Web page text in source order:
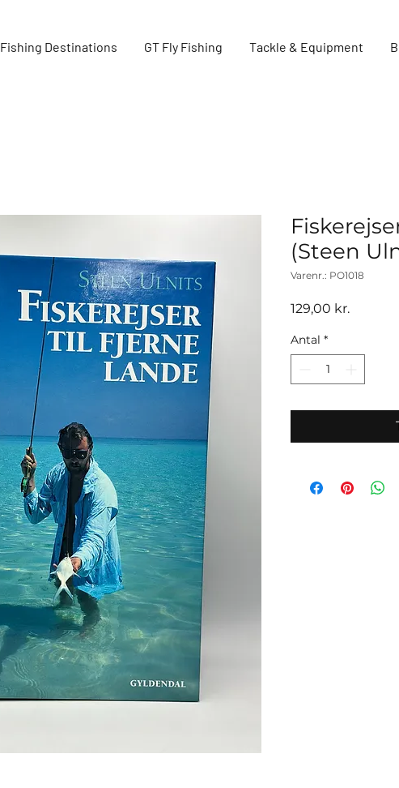
Fishing Destinations GT Fly Fishing Tackle & Equipment
(Steen
Varenr.: PO1018
129,00 kr.Pris
Antal *